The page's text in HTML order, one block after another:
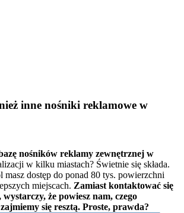
inne nośniki reklamowe w
nośników reklamy zewnętrznej w
w kilku miastach? Świetnie się składa.
masz dostęp do ponad 80 tys. powierzchni
miejscach. Zamiast kontaktować się
że powiesz nam, czego
się resztą. Proste, prawda?